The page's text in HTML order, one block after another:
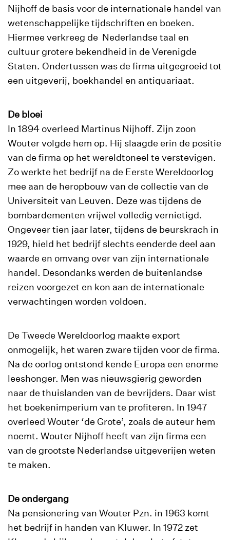
Nijhoff de basis voor de internationale handel van
wetenschappelijke tijdschriften en boeken.
Hiermee verkreeg de Nederlandse taal en
cultuur grotere bekendheid in de Verenigde
Staten. Ondertussen was de firma uitgegroeid tot
een uitgeverij, boekhandel en antiquariaat.
De bloei
In 1894 overleed Martinus Nijhoff. Zijn zoon
Wouter volgde hem op. Hij slaagde erin de positie
van de firma op het wereldtoneel te verstevigen.
Zo werkte het bedrijf na de Eerste Wereldoorlog
mee aan de heropbouw van de collectie van de
Universiteit van Leuven. Deze was tijdens de
bombardementen vrijwel volledig vernietigd.
Ongeveer tien jaar later, tijdens de beurskrach in
1929, hield het bedrijf slechts eenderde deel aan
waarde en omvang over van zijn internationale
handel. Desondanks werden de buitenlandse
reizen voorgezet en kon aan de internationale
verwachtingen worden voldoen.
De Tweede Wereldoorlog maakte export
onmogelijk, het waren zware tijden voor de firma.
Na de oorlog ontstond kende Europa een enorme
leeshonger. Men was nieuwsgierig geworden
naar de thuislanden van de bevrijders. Daar wist
het boekenimperium van te profiteren. In 1947
overleed Wouter ‘de Grote’, zoals de auteur hem
noemt. Wouter Nijhoff heeft van zijn firma een
van de grootste Nederlandse uitgeverijen weten
te maken.
De ondergang
Na pensionering van Wouter Pzn. in 1963 komt
het bedrijf in handen van Kluwer. In 1972 zet